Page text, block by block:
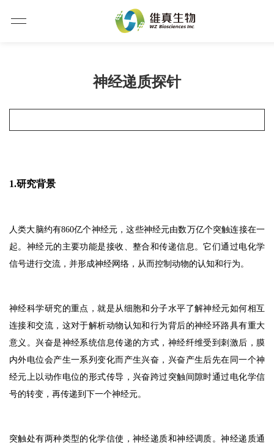
神经递质探针
1.研究背景
人类大脑约有860亿个神经元，这些神经元由数万亿个突触连接在一
起。神经元的主要功能是接收、整合和传递信息。它们通过电化学
信号进行交流，并形成神经网络，从而控制动物的认知和行为。
神经科学研究的重点，就是从细胞和分子水平了解神经元如何相互
连接和交流，这对于解析动物认知和行为背后的神经环路具有重大
意义。兴奋是神经系统信息传递的方式，神经纤维受到刺激后，膜
内外电位会产生一系列变化而产生兴奋，兴奋产生后先在同一个神
经元上以动作电位的形式传导，兴奋跨过突触间隙时通过电化学信
号的转变，再传递到下一个神经元。
突触处有两种类型的化学信使，神经递质和神经调质。神经递质通